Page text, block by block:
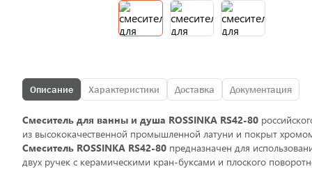
Описание Характеристики Доставка Документация
Смеситель для ванны и душа ROSSINKA RS42-80
из высококачественной промышленной латуни и покрыт
Смеситель ROSSINKA RS42-80 предназначен для
двух ручек с керамическими кран-буксами и плоского